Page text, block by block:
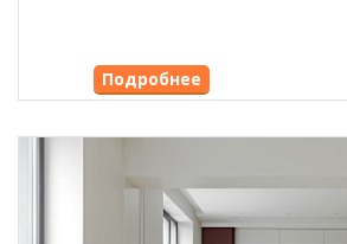
Подробнее